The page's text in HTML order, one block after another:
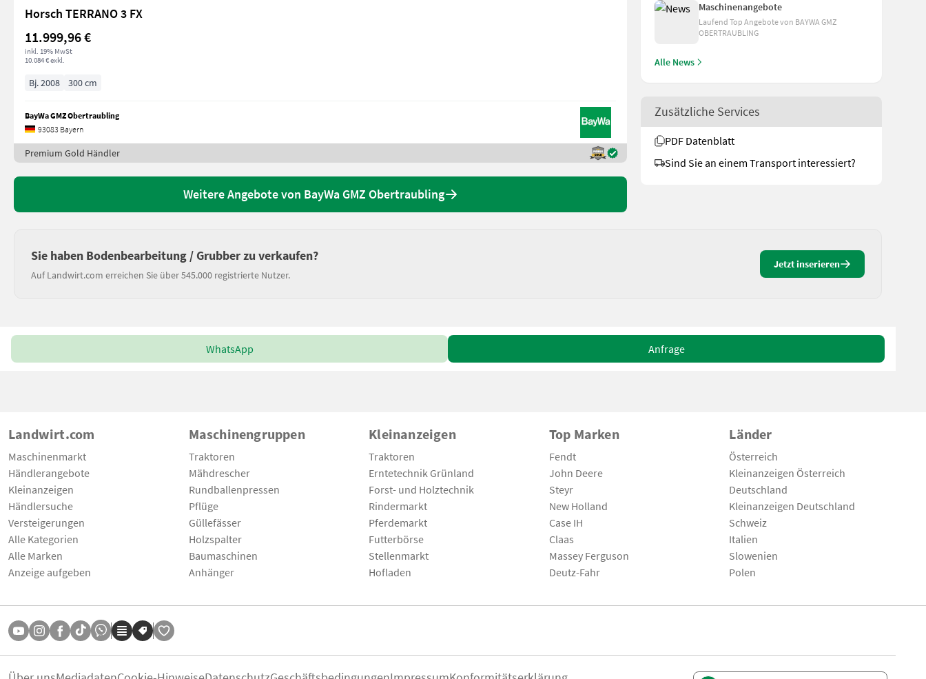
Maschinenangebote
Laufend Top Angebote von BAYWA GMZ
OBERTRAUBLING
Alle News
Zusätzliche Services
PDF Datenblatt
Sind Sie an einem Transport interessiert?
Horsch TERRANO 3 FX
11.999,96 €
inkl. 19% MwSt
10.084 € exkl.
Bj. 2008 300 cm
BayWa GMZ Obertraubling
93083 Bayern
Premium Gold Händler
Fortschritt B 365 A
650 € exkl.
BayWa GMZ Obertraubling
93083 Bayern
Weitere Angebote von BayWa GMZ Obertraubling
Sie haben Bodenbearbeitung / Grubber zu verkaufen?
Auf Landwirt.com erreichen Sie über 545.000 registrierte Nutzer.
Jetzt inserieren
WhatsApp Anfrage
Landwirt.com
Maschinenmarkt
Händlerangebote
Kleinanzeigen
Händlersuche
Versteigerungen
Alle Kategorien
Alle Marken
Anzeige aufgeben
Maschinengruppen
Traktoren
Mähdrescher
Rundballenpressen
Pflüge
Güllefässer
Holzspalter
Baumaschinen
Anhänger
Kleinanzeigen
Traktoren
Erntetechnik Grünland
Forst- und Holztechnik
Rindermarkt
Pferdemarkt
Futterbörse
Stellenmarkt
Hofladen
Top Marken
Fendt
John Deere
Steyr
New Holland
Case IH
Claas
Massey Ferguson
Deutz-Fahr
Länder
Österreich
Kleinanzeigen Österreich
Deutschland
Kleinanzeigen Deutschland
Schweiz
Italien
Slowenien
Polen